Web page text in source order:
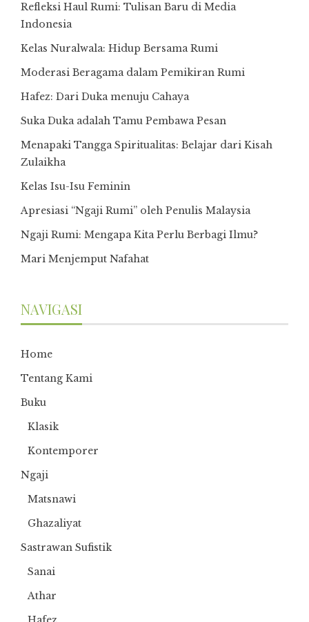
Refleksi Haul Rumi: Tulisan Baru di Media
Indonesia
Kelas Nuralwala: Hidup Bersama Rumi
Moderasi Beragama dalam Pemikiran Rumi
Hafez: Dari Duka menuju Cahaya
Suka Duka adalah Tamu Pembawa Pesan
Menapaki Tangga Spiritualitas: Belajar dari Kisah
Zulaikha
Kelas Isu-Isu Feminin
Apresiasi “Ngaji Rumi” oleh Penulis Malaysia
Ngaji Rumi: Mengapa Kita Perlu Berbagi Ilmu?
Mari Menjemput Nafahat
NAVIGASI
Home
Tentang Kami
Buku
Klasik
Kontemporer
Ngaji
Matsnawi
Ghazaliyat
Sastrawan Sufistik
Sanai
Athar